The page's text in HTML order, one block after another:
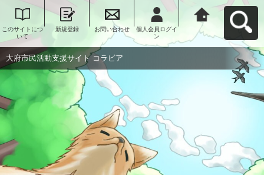
このサイトにつ
いて
新規登録 お問い合わせ
個人会員ログイ
ン
大府市民活動支
援サイト コラビ
アへ戻る
大府市民活動支援サイト コラビア